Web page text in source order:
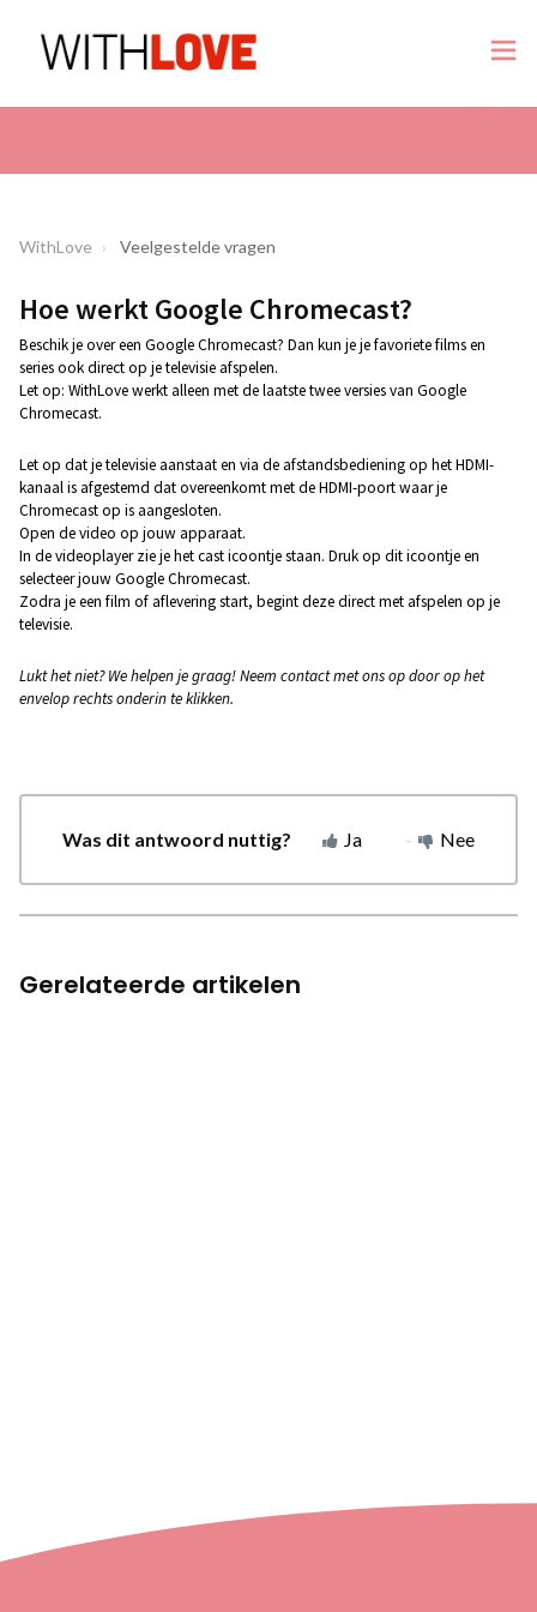
WithLove Veelgestelde vragen
Hoe werkt Google Chromecast?
Beschik je over een Google Chromecast? Dan kun je je favoriete films en
series ook direct op je televisie afspelen.
Let op: WithLove werkt alleen met de laatste twee versies van Google
Chromecast.
Let op dat je televisie aanstaat en via de afstandsbediening op het HDMI-
kanaal is afgestemd dat overeenkomt met de HDMI-poort waar je
Chromecast op is aangesloten.
Open de video op jouw apparaat.
In de videoplayer zie je het cast icoontje staan. Druk op dit icoontje en
selecteer jouw Google Chromecast.
Zodra je een film of aflevering start, begint deze direct met afspelen op je
televisie.
Lukt het niet? We helpen je graag! Neem contact met ons op door op het
envelop rechts onderin te klikken.
Was dit antwoord nuttig? Ja Nee
Gerelateerde artikelen